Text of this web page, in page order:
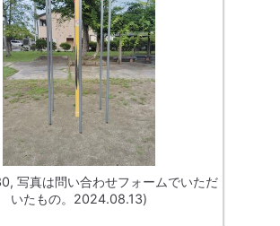
写真は問い合わせフォームでいただ
いたもの。2024.08.13)